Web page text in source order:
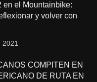
en el Mountainbike:
y volver con
2021
COMPITEN EN
DE RUTA EN